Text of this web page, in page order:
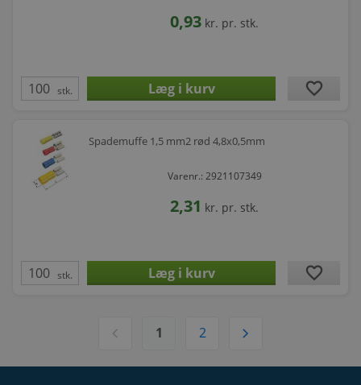
0,93 kr. pr. stk.
stk. favorite
Spademuffe 1,5 mm2 rød 4,8x0,5mm
Varenr.: 2921107349
2,31 kr. pr. stk.
stk. favorite
chevron_left 1 2 chevron_right